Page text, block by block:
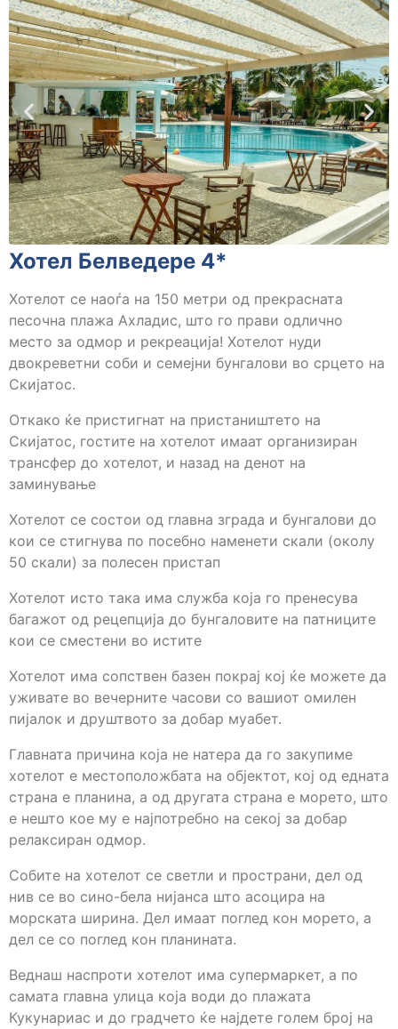
Хотел Белведере 4*
Хотелот се наоѓа на 150 метри од прекрасната
песочна плажа Ахладис, што го прави одлично
место за одмор и рекреација! Хотелот нуди
двокреветни соби и семејни бунгалови во срцето на
Скијатос.
Откако ќе пристигнат на пристаништето на
Скијатос, гостите на хотелот имаат организиран
трансфер до хотелот, и назад на денот на
заминување
Хотелот се состои од главна зграда и бунгалови до
кои се стигнува по посебно наменети скали (околу
50 скали) за полесен пристап
Хотелот исто така има служба која го пренесува
багажот од рецепција до бунгаловите на патниците
кои се сместени во истите
Хотелот има сопствен базен покрај кој ќе можете да
уживате во вечерните часови со вашиот омилен
пијалок и друштвото за добар муабет.
Главната причина која не натера да го закупиме
хотелот е местоположбата на објектот, кој од едната
страна е планина, а од другата страна е морето, што
е нешто кое му е најпотребно на секој за добар
релаксиран одмор.
Собите на хотелот се светли и пространи, дел од
нив се во сино-бела нијанса што асоцира на
морската ширина. Дел имаат поглед кон морето, а
дел се со поглед кон планината.
Веднаш наспроти хотелот има супермаркет, а по
самата главна улица која води до плажата
Кукунариас и до градчето ќе најдете голем број на